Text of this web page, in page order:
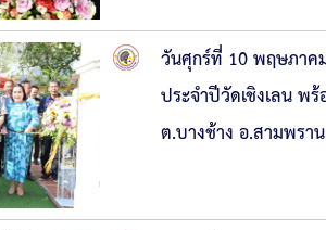
วันศุกร์ที่ 10 พฤษภาค
ประจำปีวัดเชิงเลน พ
ต.บางช้าง อ.สามพรา